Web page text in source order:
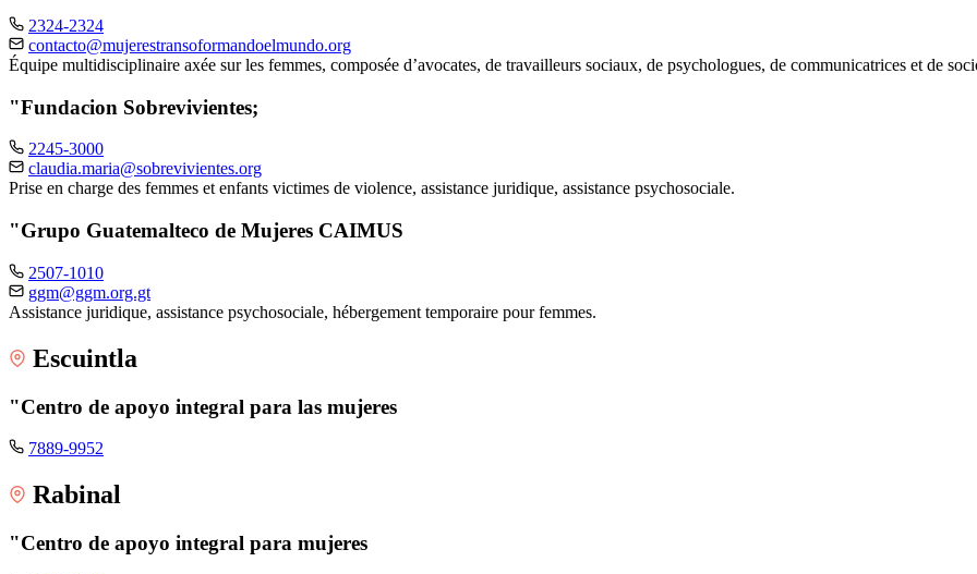
2324-2324
contacto@mujerestransoformandoelmundo.org
Équipe multidisciplinaire axée sur les femmes, composée d’avocates, de travailleurs sociaux, de psychologues, de communicatrices et de
"Fundacion Sobrevivientes;
2245-3000
claudia.maria@sobrevivientes.org
Prise en charge des femmes et enfants victimes de violence, assistance juridique, assistance psychosociale.
"Grupo Guatemalteco de Mujeres CAIMUS
2507-1010
ggm@ggm.org.gt
Assistance juridique, assistance psychosociale, hébergement temporaire pour femmes.
Escuintla
"Centro de apoyo integral para las mujeres
7889-9952
Rabinal
"Centro de apoyo integral para mujeres